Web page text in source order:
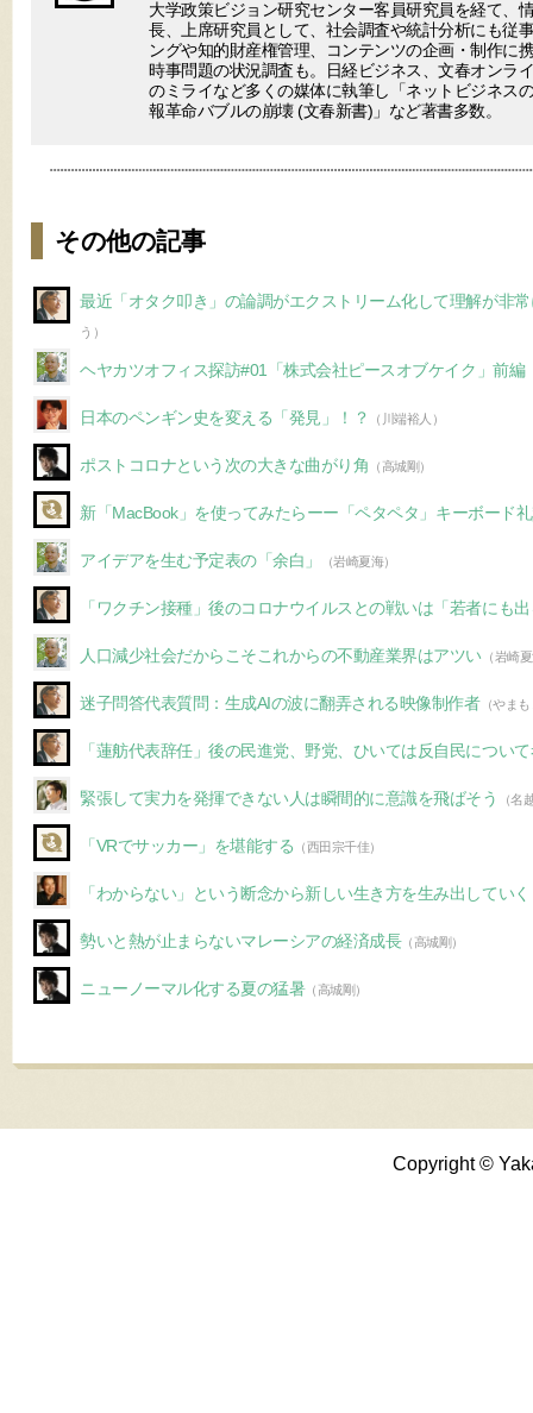
大学政策ビジョン研究センター客員研究員を経て、
長、上席研究員として、社会調査や統計分析にも従
ングや知的財産権管理、コンテンツの企画・制作に
時事問題の状況調査も。日経ビジネス、文春オンラ
のミライなど多くの媒体に執筆し「ネットビジネス
報革命バブルの崩壊 (文春新書)」など著書多数。
その他の記事
最近「オタク叩き」の論調がエクストリーム化して理解が非
う）
ヘヤカツオフィス探訪#01「株式会社ピースオブケイク」前編
日本のペンギン史を変える「発見」！？ （川端裕人）
ポストコロナという次の大きな曲がり角 （高城剛）
新「MacBook」を使ってみたらーー「ペタペタ」キーボード
アイデアを生む予定表の「余白」 （岩崎夏海）
「ワクチン接種」後のコロナウイルスとの戦いは「若者にも
人口減少社会だからこそこれからの不動産業界はアツい （岩崎
迷子問答代表質問：生成AIの波に翻弄される映像制作者（やま
「蓮舫代表辞任」後の民進党、野党、ひいては反自民につい
緊張して実力を発揮できない人は瞬間的に意識を飛ばそう （名
「VRでサッカー」を堪能する （西田宗千佳）
「わからない」という断念から新しい生き方を生み出していく
勢いと熱が止まらないマレーシアの経済成長（高城剛）
ニューノーマル化する夏の猛暑（高城剛）
Copyright ©